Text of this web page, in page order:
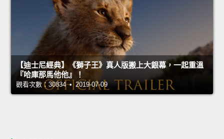
【迪士尼經典】《獅子王》真人版搬上大銀幕，一起重溫
『哈庫那馬他他』！
觀看次數：30834 • 2019-07-09